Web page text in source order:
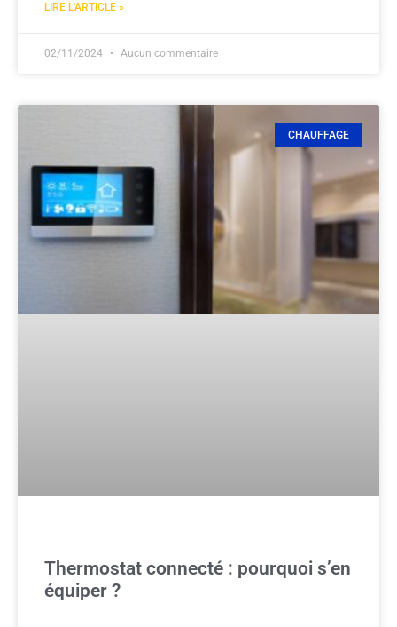
LIRE L'ARTICLE »
02/11/2024 Aucun commentaire
CHAUFFAGE
Thermostat connecté : pourquoi s’en
équiper ?